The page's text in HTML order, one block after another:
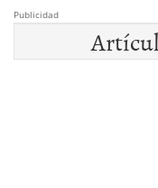
Publicidad